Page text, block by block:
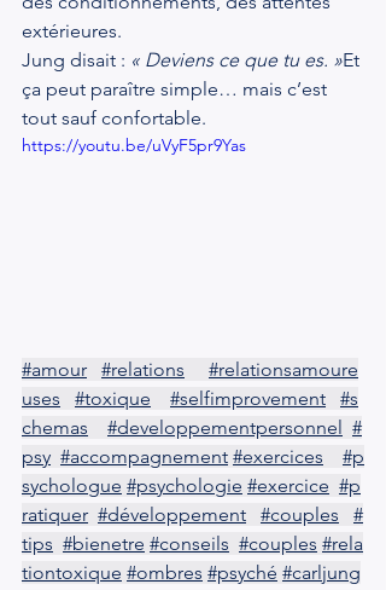
extérieures.
Jung disait : « Deviens ce que tu es. »Et
ça peut paraître simple… mais c’est
tout sauf confortable.
https://youtu.be/uVyF5pr9Yas
#amour #relations
#relationsamoure
uses
#toxique #selfimprovement
#s
chemas
#developpementpersonnel #
psy #accompagnement #exercices
#p
sychologue #psychologie #exercice #p
ratiquer #développement #couples
#
tips #bienetre #conseils #couples #rela
tiontoxique #ombres #psyché #carljung